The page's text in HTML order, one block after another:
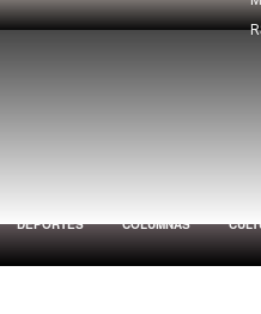
DEPORTES COLUMNAS